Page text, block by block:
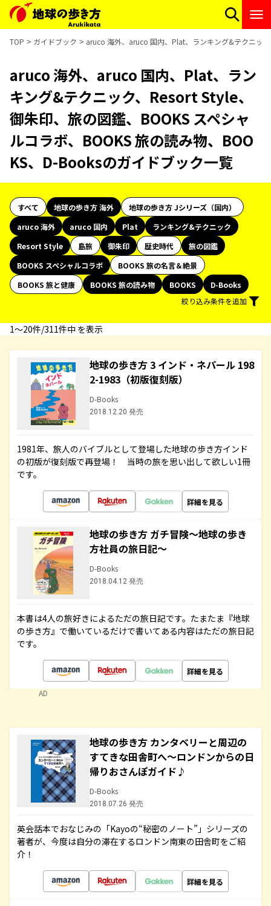
TOP ガイドブック aruco 海外、aruco 国内、Plat、ランキング&テクニッ
aruco 海外、aruco 国内、Plat、ラン
キング&テクニック、Resort Style、
御朱印、旅の図鑑、BOOKS スペシャ
ルコラボ、BOOKS 旅の読み物、BOO
KS、D-Booksのガイドブック一覧
すべて 地球の歩き方 海外
地球の歩き方 Jシリーズ（国内）
aruco 海外
aruco 国内 Plat
ランキング&テクニック
Resort Style
島旅 御朱印 歴史時代
旅の図鑑
BOOKS スペシャルコラボ
BOOKS 旅の名言＆絶景
BOOKS 旅と健康
BOOKS 旅の読み物 BOOKS
D-Books
絞り込み条件を追加
1〜20件/311件中 を表示
地球の歩き方 3 インド・ネパール 198
2-1983（初版復刻版）
D-Books
2018.12.20 発売
1981年、旅人のバイブルとして登場した地球の歩き方インド
の初版が復刻版で再登場！ 当時の旅を思い出して欲しい1冊
です。
詳細を見る
地球の歩き方 ガチ冒険～地球の歩き
方社員の旅日記～
D-Books
2018.04.12 発売
本書は4人の旅好きによるただの旅日記です。たまたま『地球
の歩き方』で働いているだけで書いてある内容はただの旅日記
です。
詳細を見る
AD
地球の歩き方 カンタベリーと周辺の
すてきな田舎町へ～ロンドンからの日
帰りおさんぽガイド♪
D-Books
2018.07.26 発売
英会話本でおなじみの「Kayoの“秘密のノート”」シリーズの
著者が、今度は自分の滞在するロンドン南東の田舎町をご紹
介！
詳細を見る